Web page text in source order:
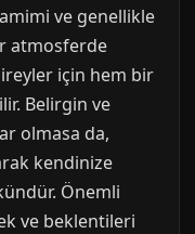
ve genellikle
atmosferde
için hem bir
Belirgin ve
olmasa da,
kendinize
Önemli
ve beklentileri